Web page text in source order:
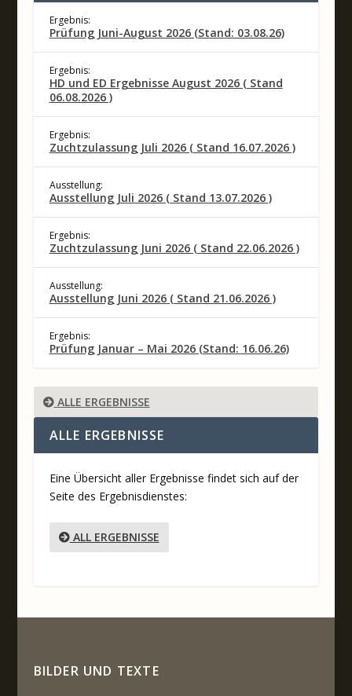
Ergebnis:
Prüfung Juni-August 2026 (Stand: 03.08.26)
Ergebnis:
HD und ED Ergebnisse August 2026 ( Stand
06.08.2026 )
Ergebnis:
Zuchtzulassung Juli 2026 ( Stand 16.07.2026 )
Ausstellung:
Ausstellung Juli 2026 ( Stand 13.07.2026 )
Ergebnis:
Zuchtzulassung Juni 2026 ( Stand 22.06.2026 )
Ausstellung:
Ausstellung Juni 2026 ( Stand 21.06.2026 )
Ergebnis:
Prüfung Januar – Mai 2026 (Stand: 16.06.26)
ALLE ERGEBNISSE
ALLE ERGEBNISSE
Eine Übersicht aller Ergebnisse findet sich auf der
Seite des Ergebnisdienstes:
ALL ERGEBNISSE
BILDER UND TEXTE